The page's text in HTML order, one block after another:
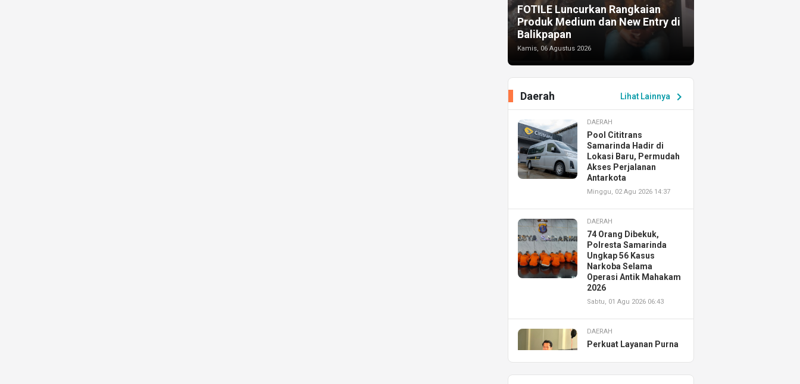
FOTILE Luncurkan Rangkaian
Produk Medium dan New Entry di
Balikpapan
Kamis, 06 Agustus 2026
Lihat Lainnya chevron_right
Daerah
DAERAH
Pool Cititrans
Samarinda Hadir di
Lokasi Baru, Permudah
Akses Perjalanan
Antarkota
Minggu, 02 Agu 2026 14:37
DAERAH
74 Orang Dibekuk,
Polresta Samarinda
Ungkap 56 Kasus
Narkoba Selama
Operasi Antik Mahakam
2026
Sabtu, 01 Agu 2026 06:43
DAERAH
Perkuat Layanan Purna
Resmikan AHASS